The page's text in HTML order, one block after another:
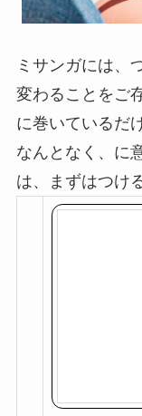
ミサンガには、
に巻いているだ
なんとなく、に